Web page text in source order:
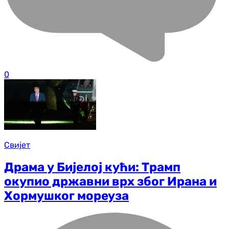
0
Свијет
Драма у Бијелој кући: Трамп
окупио државни врх због Ирана и
Хормушког мореуза